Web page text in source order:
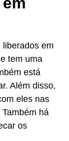
liberados em
tem uma
está
Além disso,
eles nas
há
os